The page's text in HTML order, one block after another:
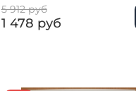
5 912 руб
1 478 руб